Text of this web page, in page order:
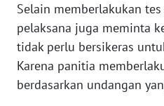
Selain memberlakukan
pelaksana juga meminta
tidak perlu bersikeras
Karena panitia
berdasarkan undangan
SULTRA
WN
NTB